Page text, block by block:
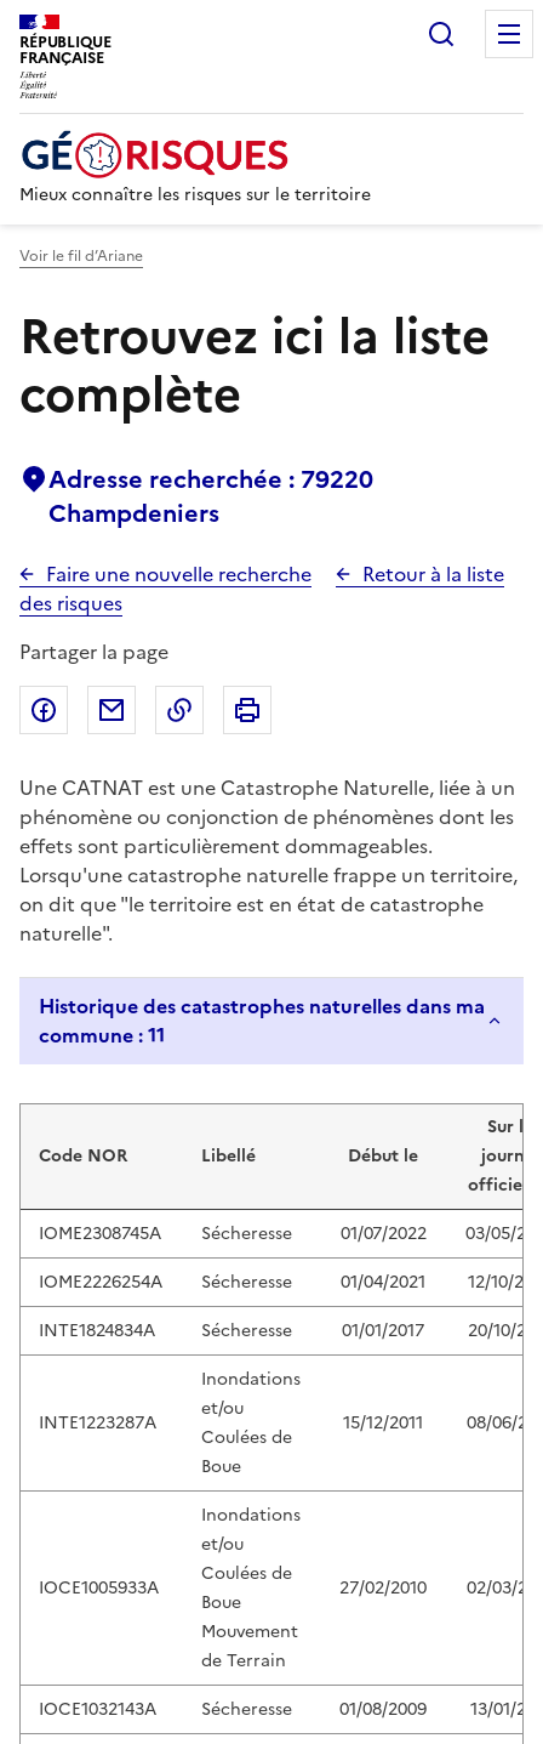
RÉPUBLIQUE
FRANÇAISE
Mieux connaître les risques sur le territoire
Voir le fil d’Ariane
Retrouvez ici la liste
complète
Adresse recherchée : 79220
Champdeniers
Faire une nouvelle recherche
Retour à la liste
des risques
Partager la page
Partager sur Facebook
Partager par emailCopier dans le presse-papier
Une CATNAT est une Catastrophe Naturelle, liée à un
phénomène ou conjonction de phénomènes dont les
effets sont particulièrement dommageables.
Lorsqu'une catastrophe naturelle frappe un territoire,
on dit que "le territoire est en état de catastrophe
naturelle".
Historique des catastrophes naturelles dans ma
commune : 11
Code NOR Libellé Début le
Sur le
journal
officiel
IOME2308745A
Sécheresse 01/07/2022
03/05/
IOME2226254A
Sécheresse 01/04/2021
12/10/
INTE1824834A
Sécheresse 01/01/2017 20/10/
INTE1223287A
Inondations
et/ou
Coulées de
Boue
15/12/2011 08/06/
IOCE1005933A
Inondations
et/ou
Coulées de
Boue
Mouvement
de Terrain
27/02/2010 02/03/
IOCE1032143A Sécheresse 01/08/2009 13/01/